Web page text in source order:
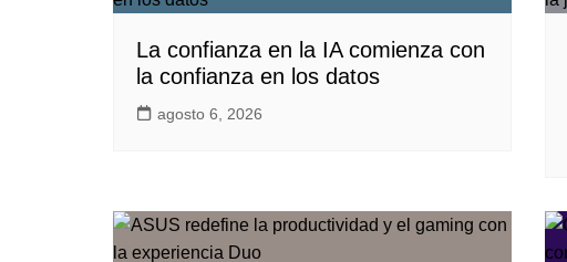
La confianza en la IA comienza con
la confianza en los datos
agosto 6, 2026